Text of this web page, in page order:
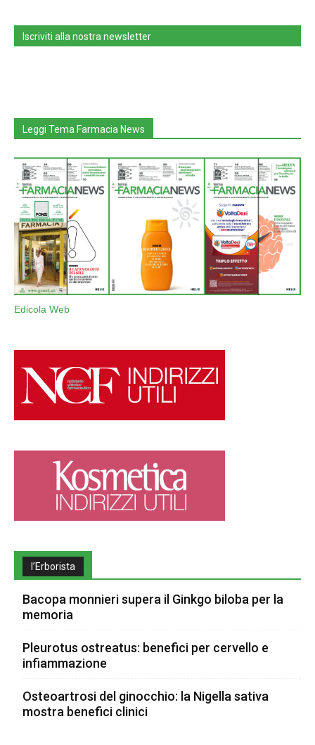
Iscriviti alla nostra newsletter
Leggi Tema Farmacia News
Edicola Web
l’Erborista
Bacopa monnieri supera il Ginkgo biloba per la
memoria
Pleurotus ostreatus: benefici per cervello e
infiammazione
Osteoartrosi del ginocchio: la Nigella sativa
mostra benefici clinici